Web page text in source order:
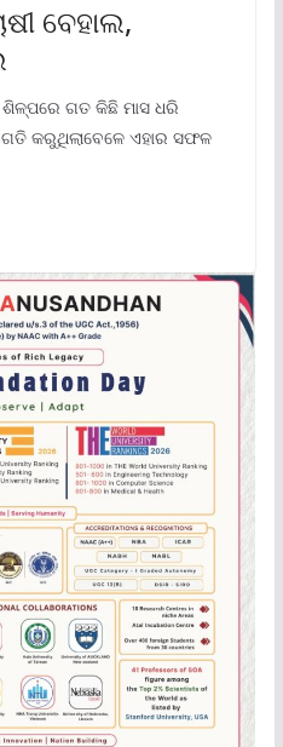
ବେହାଲ,
ଗତ କିଛି ମାସ ଧରି
କରୁଥିଲାବେଳେ ଏହାର ସଫଳ